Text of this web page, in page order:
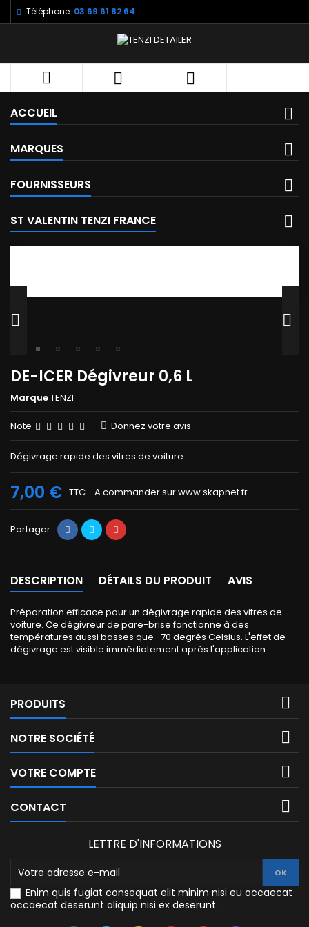
Téléphone: 03 69 61 82 64
  
ACCUEIL
MARQUES
FOURNISSEURS
ST VALENTIN TENZI FRANCE
 
DE-ICER Dégivreur 0,6 L
MarqueTENZI
Note Donnez votre avis
Dégivrage rapide des vitres de voiture
7,00 € TTC A commander sur www.skapnet.fr
Partager
DESCRIPTION DÉTAILS DU PRODUIT AVIS
Préparation efficace pour un dégivrage rapide des vitres de
voiture. Ce dégivreur de pare-brise fonctionne à des
températures aussi basses que -70 degrés Celsius. L'effet de
dégivrage est visible immédiatement après l'application.
PRODUITS 
NOTRE SOCIÉTÉ 
VOTRE COMPTE 
CONTACT 
LETTRE D'INFORMATIONS
Enim quis fugiat consequat elit minim nisi eu occaecat
occaecat deserunt aliquip nisi ex deserunt.